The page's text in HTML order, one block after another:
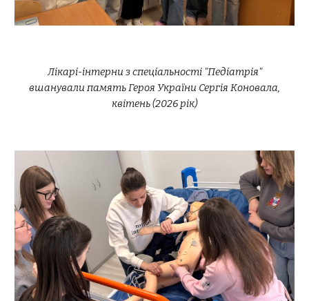
Лікарі-інтерни з спеціальності "Педіатрія"
вшанували память Героя України Сергія Коновала,
квітень (2026 рік)